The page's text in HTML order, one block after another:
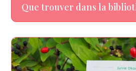
Que trouver dans la